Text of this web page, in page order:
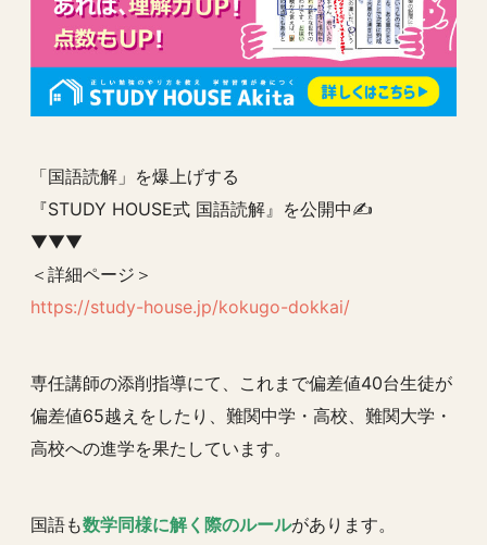
「国語読解」を爆上げする
『STUDY HOUSE式 国語読解』を公開中✍️
▼▼▼
＜詳細ページ＞
https://study-house.jp/kokugo-dokkai/
専任講師の添削指導にて、これまで偏差値40台生徒が
偏差値65越えをしたり、難関中学・高校、難関大学・
高校への進学を果たしています。
国語も数学同様に解く際のルールがあります。